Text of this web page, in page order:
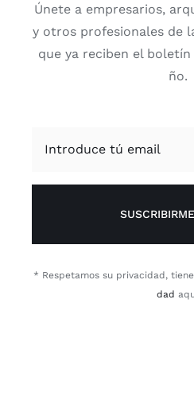
Úne­te a empre­sa­rios,
y otros pro­fe­sio­na­les de
que ya reci­ben el
ño.
* Res­pe­ta­mos su pri­va­ci­dad,
dad